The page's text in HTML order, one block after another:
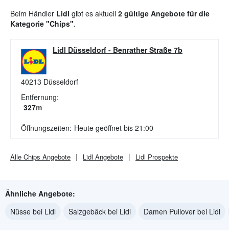
Beim Händler Lidl gibt es aktuell 2 gültige Angebote für die
Kategorie "Chips".
Lidl Düsseldorf - Benrather Straße 7b
40213 Düsseldorf
Entfernung:
327m
Öffnungszeiten: Heute geöffnet bis 21:00
Alle Chips Angebote Lidl Angebote Lidl Prospekte
Ähnliche Angebote:
Nüsse bei Lidl
Salzgebäck bei Lidl Damen Pullover bei Lidl